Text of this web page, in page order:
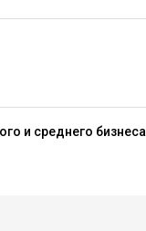
и среднего бизнеса